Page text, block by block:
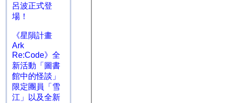
呂波正式登
場！
《星隕計畫
Ark
Re:Code》全
新活動「圖書
館中的怪談」
限定團員「雪
江」以及全新